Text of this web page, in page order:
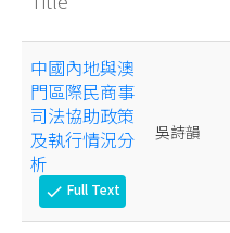
中國內地與澳
門區際民商事
司法協助政策
及執行情況分
析
check Full Text
吳詩韻